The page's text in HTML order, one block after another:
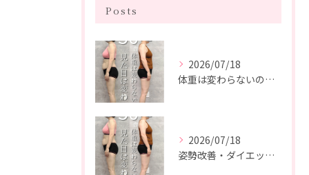
Posts
2026/07/18
体重は変わらないのに、見た目は変わった。
2026/07/18
姿勢改善・ダイエット・ピラティス【５０代・M様】